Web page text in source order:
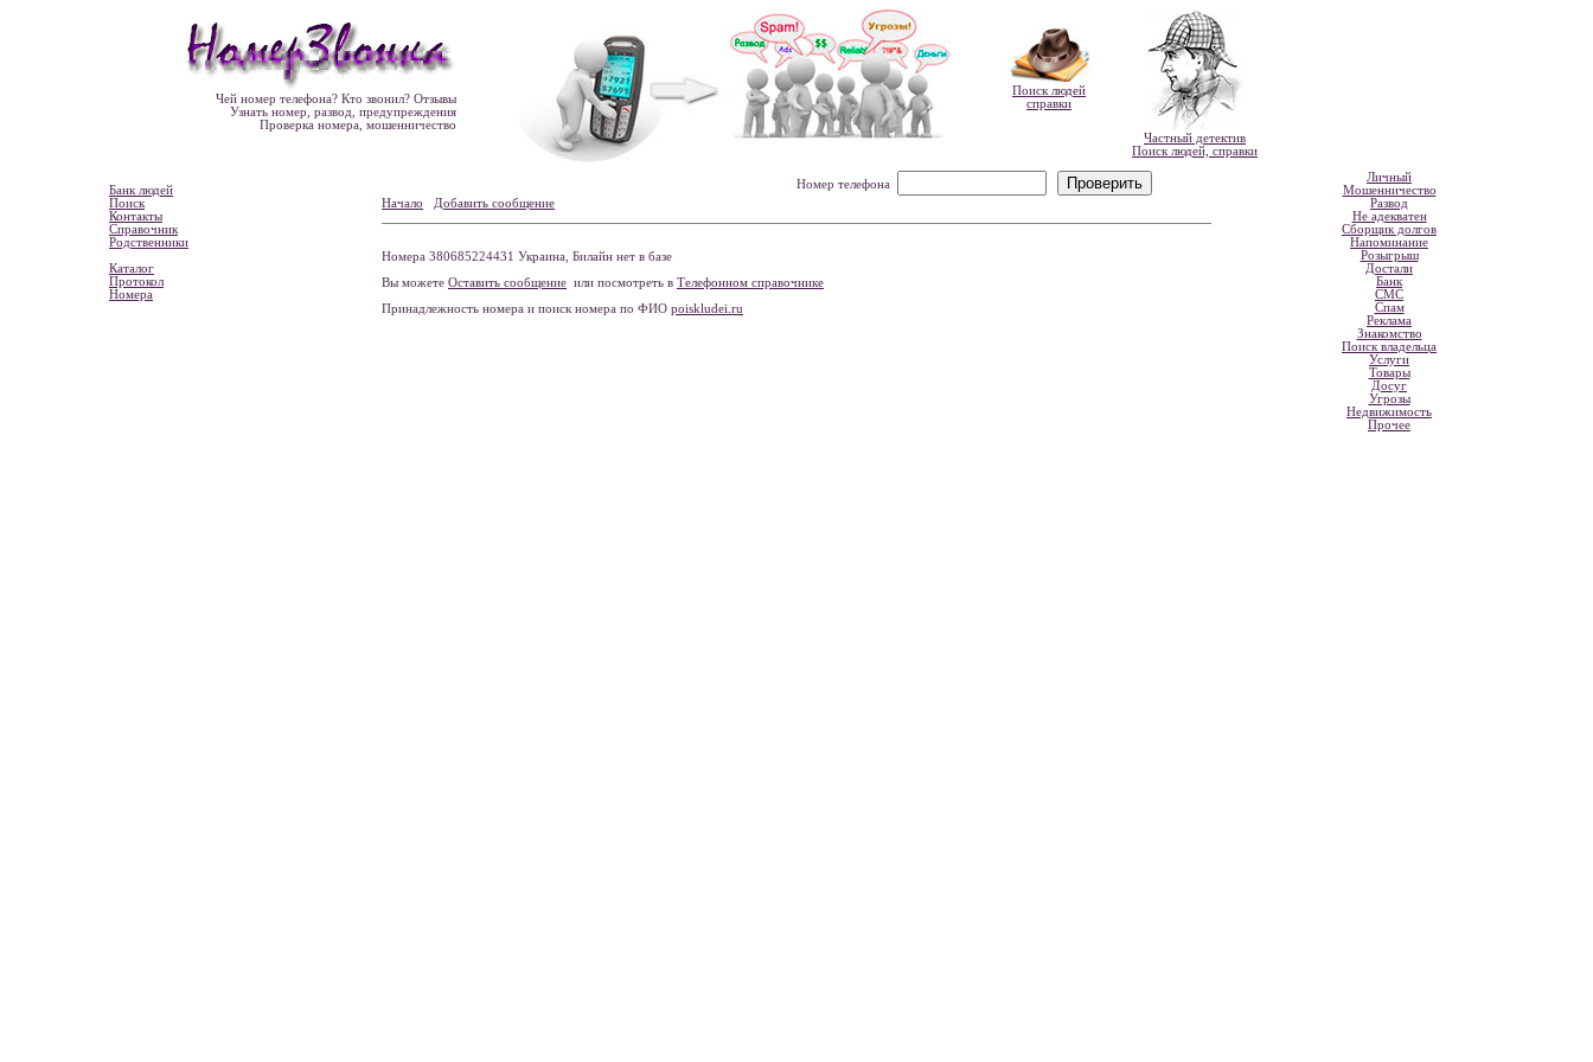
Чей номер телефона? Кто звонил? Отзывы
Узнать номер, развод, предупреждения
Проверка номера, мошенничество
Поиск людей
справки
Частный детектив
Поиск людей, справки
Банк людей
Поиск
Контакты
Справочник
Родственники
Каталог
Протокол
Номера
Номер телефона
Начало
Добавить сообщение
Номера 380685224431 Украина, Билайн нет в базе
Вы можете Оставить сообщение или посмотреть в Телефонном справочнике
Принадлежность номера и поиск номера по ФИО poiskludei.ru
Личный
Мошенничество
Развод
Не адекватен
Сборщик долгов
Напоминание
Розыгрыш
Достали
Банк
СМС
Спам
Реклама
Знакомство
Поиск владельца
Услуги
Товары
Досуг
Угрозы
Недвижимость
Прочее